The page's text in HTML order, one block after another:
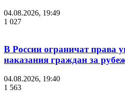
04.08.2026, 19:49
1 027
В России ограничат права
наказания граждан за
04.08.2026, 19:40
1 563